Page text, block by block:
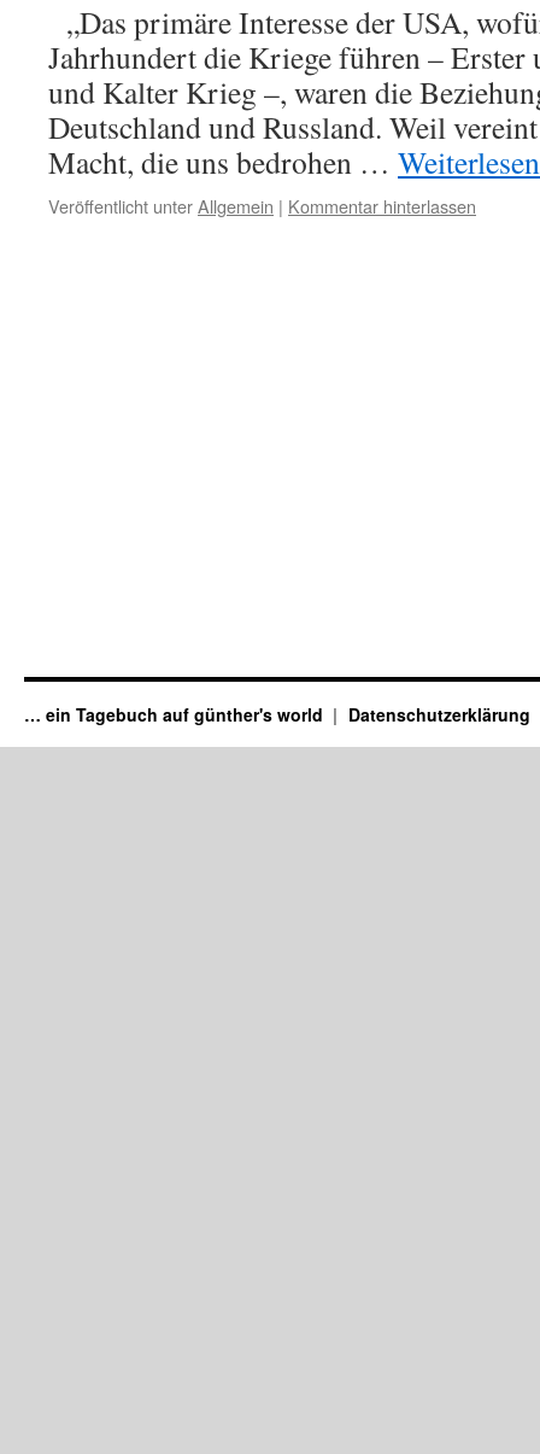
„Das primäre Interesse der USA,
Jahrhundert die Kriege führen –
und Kalter Krieg –, waren die
Deutschland und Russland. Weil
Macht, die uns bedrohen …
Veröffentlicht unterAllgemein | Kommentar hinterlassen
… ein Tagebuch auf günther's world Datenschutzerklärung